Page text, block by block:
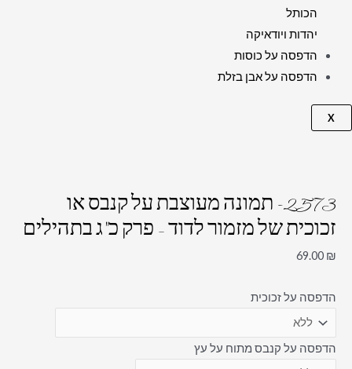
הכותל
יהדות ויודאיקה
הדפסה על כוסות
הדפסה על אבן בזלת
X
2573- תמונה מעוצבת על קנבס או
זכוכית של מזמור לדוד – פרק כ"ג בתהילים
69.00 ₪
הדפסה על זכוכית
הדפסה על קנבס מתוח על עץ